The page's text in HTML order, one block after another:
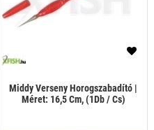
Middy Verseny Horogszabadító |
Méret: 16,5 Cm, (1Db / Cs)